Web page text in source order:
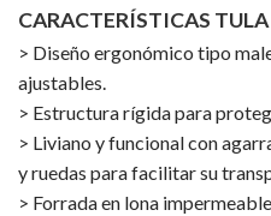
CARACTERÍSTICAS
> Diseño ergonómico tipo
ajustables.
> Estructura rígida para
> Liviano y funcional con
y ruedas para facilitar su
> Forrada en lona